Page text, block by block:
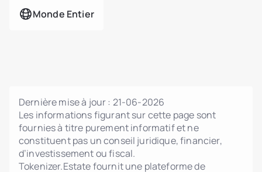
Monde Entier
Dernière mise à jour : 21-06-2026
Les informations figurant sur cette page sont
fournies à titre purement informatif et ne
constituent pas un conseil juridique, financier,
d’investissement ou fiscal.
Tokenizer.Estate fournit une plateforme de